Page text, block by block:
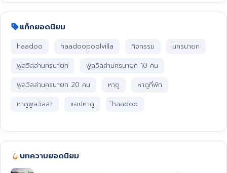
แท็กยอดนิยม
haadoo haadoopoolvilla กิจกรรม
นครนายก
พูลวิลล่านครนายก
พูลวิลล่านครนายก 10 คน
พูลวิลล่านครนายก 20 คน
หาดู
หาดูที่พัก
หาดูพูลวิลล่า
แอปหาดู ้haadoo
บทความยอดนิยม